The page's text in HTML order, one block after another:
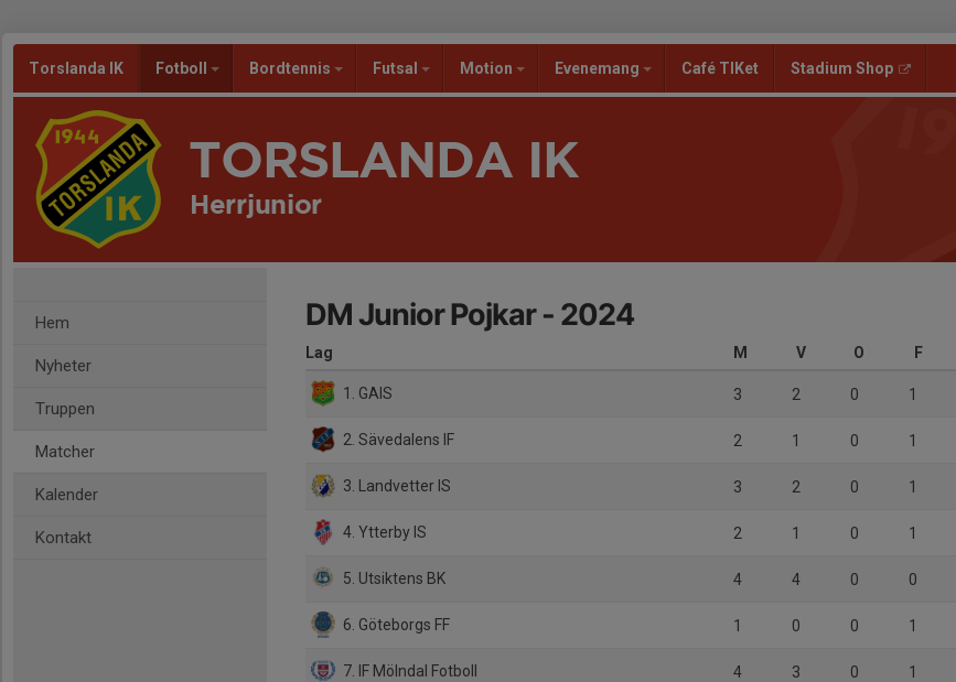
Torslanda IK Fotboll Bordtennis Futsal Motion Evenemang Café TIKet Stadium Shop
TORSLANDA IK
Herrjunior
Hem
Nyheter
Truppen
Matcher
Kalender
Kontakt
DM Junior Pojkar - 2024
Lag M V O F
1. GAIS 3 2 0 1
2. Sävedalens IF 2 1 0 1
3. Landvetter IS 3 2 0 1
4. Ytterby IS 2 1 0 1
5. Utsiktens BK 4 4 0 0
6. Göteborgs FF 1 0 0 1
7. IF Mölndal Fotboll 4 3 0 1